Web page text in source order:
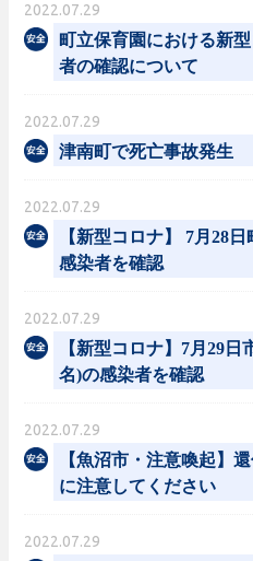
2022.07.29
町立保育園における新
者の確認について
2022.07.29
津南町で死亡事故発生
2022.07.29
【新型コロナ】 7月28
感染者を確認
2022.07.29
【新型コロナ】7月29日
名)の感染者を確認
2022.07.29
【魚沼市・注意喚起】
に注意してください
2022.07.29